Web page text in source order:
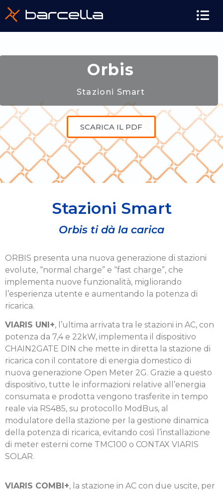
Orbis
Stazioni Smart
SCARICA IL PDF
Stazioni Smart
Orbis ti dà la carica
ORBIS presenta una nuova generazione di stazioni
evolute, “normal charge” e “fast charge”, che
implementa nuove funzionalità, migliorando
l’esperienza utente e aumentando la potenza di
ricarica.
VIARIS UNI+, l’ultima arrivata tra le stazioni in AC, con
potenza da 7,4 e 22kW, implementa il dispositivo
CHAIN2GATE DIN che mette in diretta la stazione di
rica­rica con il contatore di energia domestico di
nuova gene­razione Open Meter 2G. Grazie a questo
dispositivo, tutte le informazioni relative all’energia
consumata e prodotta vengono trasferite in tempo
reale via RS485, su protocollo ModBus, al
modulatore della stazione per la gestione dinamica
della potenza di ricarica, evitando così l’instal­lazione
di meter esterni come TMC100 o CONTAX VIARIS
SOLAR.
VIARIS COMBI+, la stazione in AC con due uscite, per